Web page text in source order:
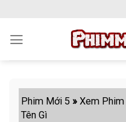
content
Phim Mới 5 »Xem Phim
Tên Gì